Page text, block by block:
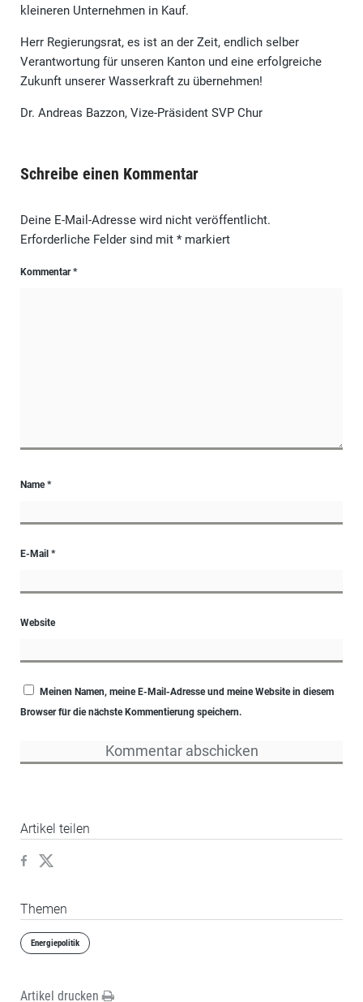
kleineren Unternehmen in Kauf.
Herr Regierungsrat, es ist an der Zeit, endlich selber
Verantwortung für unseren Kanton und eine erfolgreiche
Zukunft unserer Wasserkraft zu übernehmen!
Dr. Andreas Bazzon, Vize-Präsident SVP Chur
Schreibe einen Kommentar
Deine E-Mail-Adresse wird nicht veröffentlicht.
Erforderliche Felder sind mit *markiert
Kommentar*
Name*
E-Mail *
Website
Meinen Namen, meine E-Mail-Adresse und meine Website in diesem
Browser für die nächste Kommentierung speichern.
Artikel teilen
Themen
Energiepolitik
Artikel drucken